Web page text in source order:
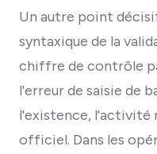
Un autre point
syntaxique de la
chiffre de contrôle
l'erreur de saisie de
l'existence, l'activité
officiel. Dans les